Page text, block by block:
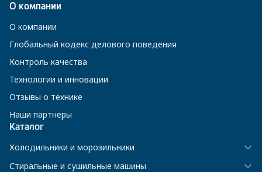
О компании
О компании
Глобальный кодекс делового поведения
Контроль качества
Технологии и инновации
Отзывы о технике
Наши партнёры
Каталог
Холодильники и морозильники
Стиральные и сушильные машины